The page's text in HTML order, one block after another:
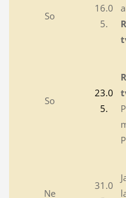
So
16.0
5.
So
23.0
5.
Ne
31.0